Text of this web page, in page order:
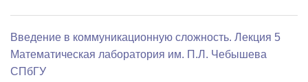
Введение в коммуникационную сложность. Лекция 5
Математичеcкая лаборатория им. П.Л. Чебышева
СПбГУ